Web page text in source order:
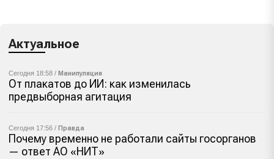
Актуальное
Сегодня 18:58 / Манипуляция
От плакатов до ИИ: как изменилась
предвыборная агитация
Сегодня 17:56 / Правда
Почему временно не работали сайты госорганов
— ответ АО «НИТ»